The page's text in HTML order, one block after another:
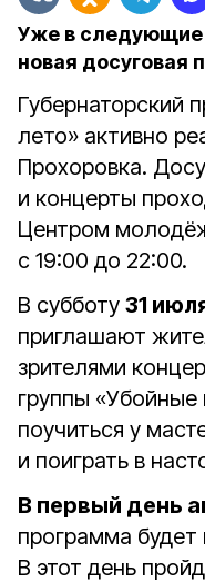
Уже в
новая досуговая
Губернаторский
лето» активно
Прохоровка.
и концерты
Центром
с 19:00 до 22:00.
В субботу 31
приглашают
зрителями
группы «Убойные
поучиться у
и поиграть в
В первый день
программа
В этот день